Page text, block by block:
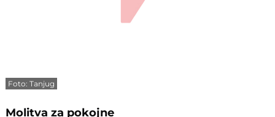
Foto: Tanjug
Molitva za pokojne